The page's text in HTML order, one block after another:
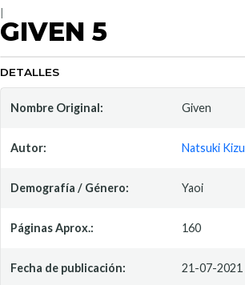
GIVEN 5
DETALLES
Nombre Original: Given
Autor: Natsuki Kizu
Demografía / Género: Yaoi
Páginas Aprox.: 160
Fecha de publicación: 21-07-2021